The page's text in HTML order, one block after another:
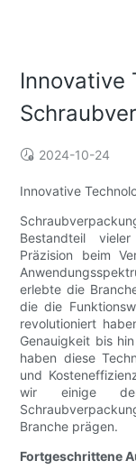
Innovative
2024-10-24
Innovative
Bestandteil
Präzision beim
erlebte die
die die
revolutioniert
Genauigkeit bis
haben diese
und
wir einige der
Branche prägen.
Fortgeschrittene